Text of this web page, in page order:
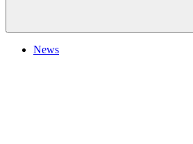
News